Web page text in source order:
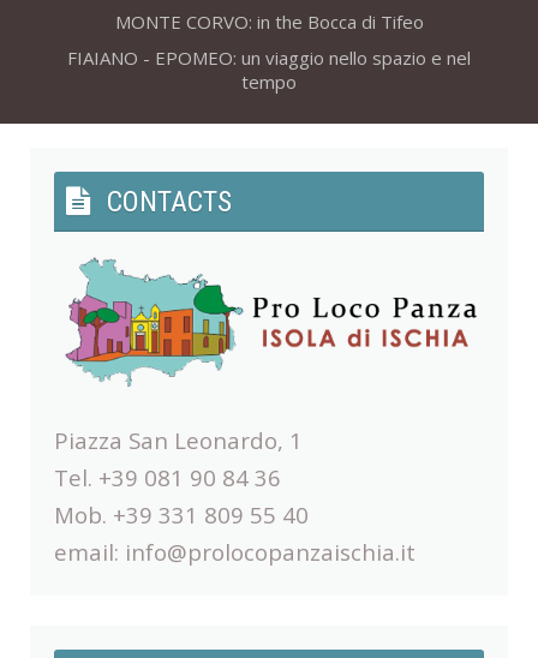
MONTE CORVO: in the Bocca di Tifeo
FIAIANO - EPOMEO: un viaggio nello spazio e nel
tempo
CONTACTS
Piazza San Leonardo, 1
Tel. +39 081 90 84 36
Mob. +39 331 809 55 40
email: info@prolocopanzaischia.it